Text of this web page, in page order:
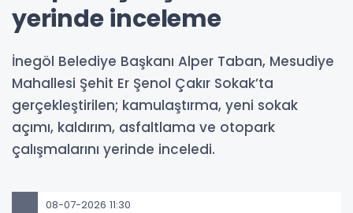
yerinde inceleme
İnegöl Belediye Başkanı Alper Taban, Mesudiye
Mahallesi Şehit Er Şenol Çakır Sokak’ta
gerçekleştirilen; kamulaştırma, yeni sokak
açımı, kaldırım, asfaltlama ve otopark
çalışmalarını yerinde inceledi.
08-07-2026 11:30